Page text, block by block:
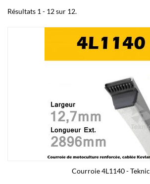
Résultats 1 - 12 sur 12.
Courroie 4L1140 - Teknic